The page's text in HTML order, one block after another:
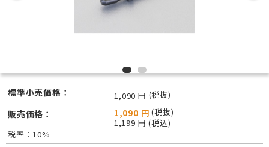
標準小売価格： 1,090 円 (税抜)
販売価格： 1,090 円 (税抜)
1,199 円 (税込)
税率：10%